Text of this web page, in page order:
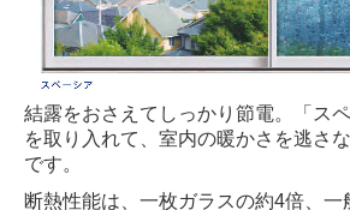
結露をおさえてしっかり節電。「ス
を取り入れて、室内の暖かさを逃さ
です。
断熱性能は、一枚ガラスの約4倍、一